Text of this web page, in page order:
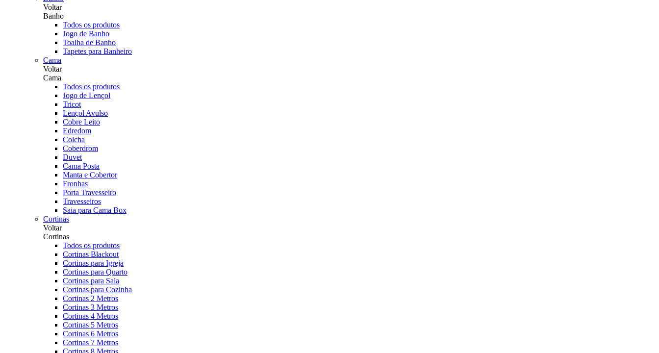
Voltar
Banho
Todos os produtos
Jogo de Banho
Toalha de Banho
Tapetes para Banheiro
Cama
Voltar
Cama
Todos os produtos
Jogo de Lençol
Tricot
Lençol Avulso
Cobre Leito
Edredom
Colcha
Coberdrom
Duvet
Cama Posta
Manta e Cobertor
Fronhas
Porta Travesseiro
Travesseiros
Saia para Cama Box
Cortinas
Voltar
Cortinas
Todos os produtos
Cortinas Blackout
Cortinas para Igreja
Cortinas para Quarto
Cortinas para Sala
Cortinas para Cozinha
Cortinas 2 Metros
Cortinas 3 Metros
Cortinas 4 Metros
Cortinas 5 Metros
Cortinas 6 Metros
Cortinas 7 Metros
Cortinas 8 Metros